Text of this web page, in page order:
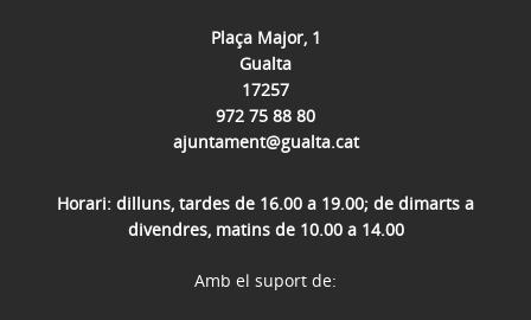
Plaça Major, 1
Gualta
17257
972 75 88 80
ajuntament@gualta.cat
Horari: dilluns, tardes de 16.00 a 19.00; de dimarts a
divendres, matins de 10.00 a 14.00
Amb el suport de: